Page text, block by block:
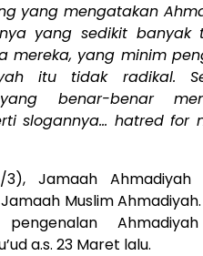
yang mengatakan
yang sedikit banyak
mereka, yang minim
itu tidak radikal.
benar-benar
slogannya… hatred for
Jamaah Ahmadiyah
Muslim
a.s. 23 Maret lalu.